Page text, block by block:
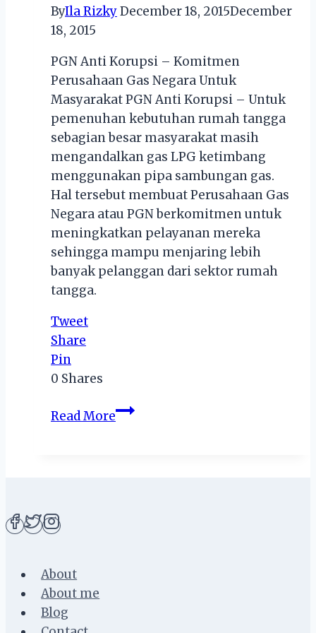
ByIla RizkyDecember 18, 2015December
18, 2015
PGN Anti Korupsi – Komitmen
Perusahaan Gas Negara Untuk
Masyarakat PGN Anti Korupsi – Untuk
pemenuhan kebutuhan rumah tangga
sebagian besar masyarakat masih
mengandalkan gas LPG ketimbang
menggunakan pipa sambungan gas.
Hal tersebut membuat Perusahaan Gas
Negara atau PGN berkomitmen untuk
meningkatkan pelayanan mereka
sehingga mampu menjaring lebih
banyak pelanggan dari sektor rumah
tangga.
Tweet
Share
Pin
0 Shares
Read MorePGN
About
About me
Blog